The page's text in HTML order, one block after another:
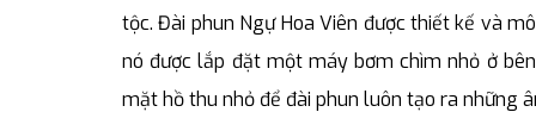
tộc. Đài phun Ngự Hoa Viên được thiết kế và
nó được lắp đặt một máy bơm chìm nhỏ ở
mặt hồ thu nhỏ để đài phun luôn tạo ra những